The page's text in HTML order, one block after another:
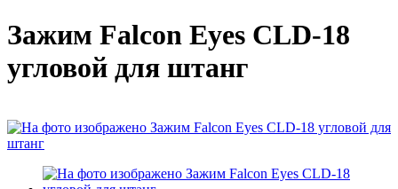
Зажим Falcon Eyes CLD-18
угловой для штанг